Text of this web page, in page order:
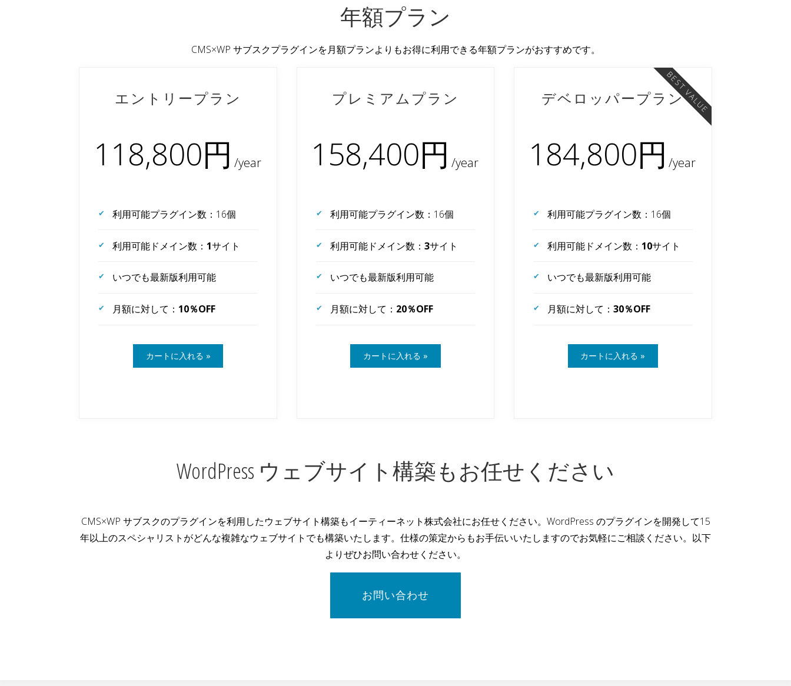
年額プラン
CMS×WP サブスクプラグインを月額プランよりもお得に利用できる年額プランがおすすめです。
エントリープラン
118,800円
利用可能プラグイン数：16個
利用可能ドメイン数： 1サイト
いつでも最新版利用可能
月額に対して： 10％OFF
プレミアムプラン
158,400円
利用可能プラグイン数：16個
利用可能ドメイン数： 3サイト
いつでも最新版利用可能
月額に対して： 20％OFF
デベロッパープラン
184,800円
BEST VALUE
利用可能プラグイン数：16個
利用可能ドメイン数： 10サイト
いつでも最新版利用可能
月額に対して： 30％OFF
WordPress ウェブサイト構築もお任せください
CMS×WP サブスクのプラグインを利用したウェブサイト構築もイーティーネット株式会社にお任せください。WordPress のプラグインを開発して15
年以上のスペシャリストがどんな複雑なウェブサイトでも構築いたします。仕様の策定からもお手伝いいたしますのでお気軽にご相談ください。以下
よりぜひお問い合わせください。
お問い合わせ